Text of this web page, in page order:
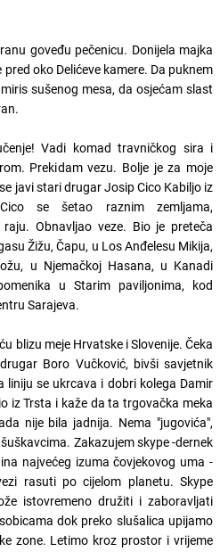
goveđu pečenicu. Donijela majka
oko Delićeve kamere. Da puknem
sušenog mesa, da osjećam slast
Vadi komad travničkog sira i
Prekidam vezu. Bolje je za moje
javi stari drugar Josip Cico Kabiljo iz
se šetao raznim zemljama,
Obnavljao veze. Bio je preteča
Žižu, Čapu, u Los Anđelesu Mikija,
u Njemačkoj Hasana, u Kanadi
u Starim paviljonima, kod
Sarajeva.
blizu meje Hrvatske i Slovenije. Čeka
Boro Vučković, bivši savjetnik
liniju se ukrcava i dobri kolega Damir
iz Trsta i kaže da ta trgovačka meka
nije bila jadnija. Nema "jugovića",
Zakazujem skype -dernek
najvećeg izuma čovjekovog uma -
rasuti po cijelom planetu. Skype
istovremeno družiti i zaboravljati
dok preko slušalica upijamo
zone. Letimo kroz prostor i vrijeme